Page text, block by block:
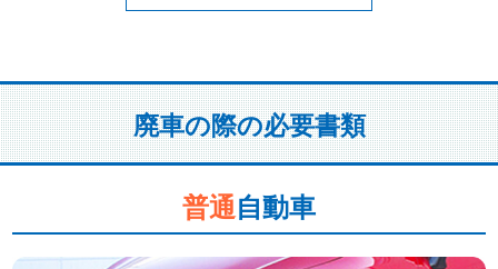
廃車の際の必要書類
普通自動車